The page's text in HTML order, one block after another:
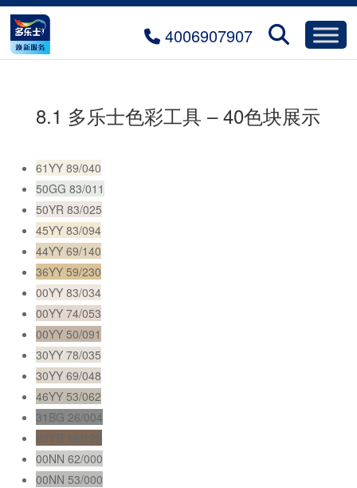
4006907907
8.1 多乐士色彩工具 – 40色块展示
61YY 89/040
50GG 83/011
50YR 83/025
45YY 83/094
44YY 69/140
36YY 59/230
00YY 83/034
00YY 74/053
00YY 50/091
30YY 78/035
30YY 69/048
46YY 53/062
31BG 26/004
00NN 62/000
00NN 53/000